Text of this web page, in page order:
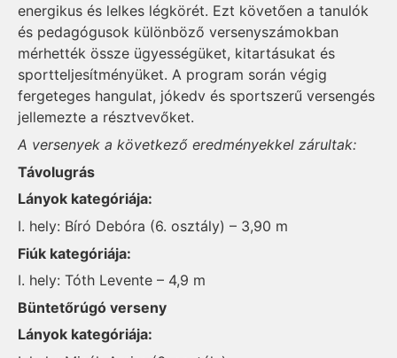
energikus és lelkes légkörét. Ezt követően a tanulók
és pedagógusok különböző versenyszámokban
mérhették össze ügyességüket, kitartásukat és
sportteljesítményüket. A program során végig
fergeteges hangulat, jókedv és sportszerű versengés
jellemezte a résztvevőket.
A versenyek a következő eredményekkel zárultak:
Távolugrás
Lányok kategóriája:
I. hely: Bíró Debóra (6. osztály) – 3,90 m
Fiúk kategóriája:
I. hely: Tóth Levente – 4,9 m
Büntetőrúgó verseny
Lányok kategóriája: